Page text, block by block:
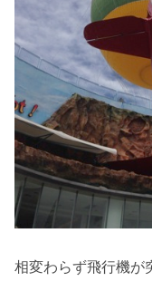
相変わらず飛行機が